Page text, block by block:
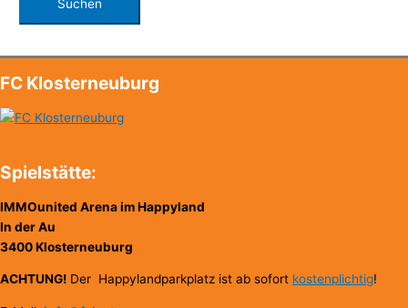
FC Klosterneuburg
Spielstätte:
IMMOunited Arena im Happyland
In der Au
3400 Klosterneuburg
ACHTUNG! Der Happylandparkplatz ist ab sofort kostenplichtig!